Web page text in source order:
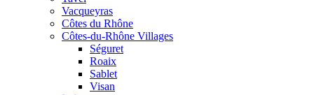
Vacqueyras
Côtes du Rhône
Côtes-du-Rhône Villages
Séguret
Roaix
Sablet
Visan